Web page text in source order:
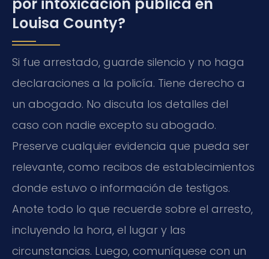
Louisa County?
Si fue arrestado, guarde silencio y no haga
declaraciones a la policía. Tiene derecho a
un abogado. No discuta los detalles del
caso con nadie excepto su abogado.
Preserve cualquier evidencia que pueda ser
relevante, como recibos de establecimientos
donde estuvo o información de testigos.
Anote todo lo que recuerde sobre el arresto,
incluyendo la hora, el lugar y las
circunstancias. Luego, comuníquese con un